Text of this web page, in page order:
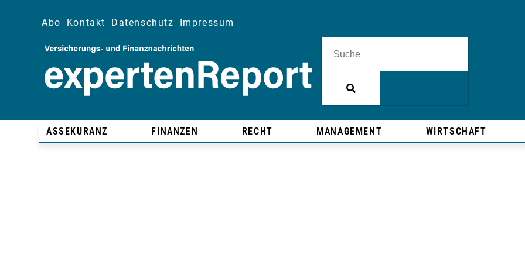
Abo Kontakt Datenschutz Impressum
ASSEKURANZ FINANZEN RECHT MANAGEMENT WIRTSCHAFT